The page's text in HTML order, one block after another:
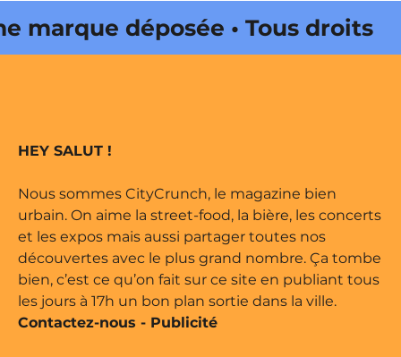
déposée • Tous droits
édité par Buena Onda Web •
HEY SALUT !
Nous sommes CityCrunch, le magazine bien
urbain. On aime la street-food, la bière, les concerts
et les expos mais aussi partager toutes nos
découvertes avec le plus grand nombre. Ça tombe
bien, c’est ce qu’on fait sur ce site en publiant tous
les jours à 17h un bon plan sortie dans la ville.
Contactez-nous - Publicité